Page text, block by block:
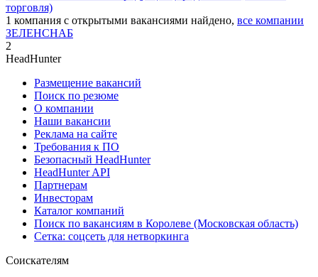
торговля)
1 компания с открытыми вакансиями найдено, все компании
ЗЕЛЕНСНАБ
2
HeadHunter
Размещение вакансий
Поиск по резюме
О компании
Наши вакансии
Реклама на сайте
Требования к ПО
Безопасный HeadHunter
HeadHunter API
Партнерам
Инвесторам
Каталог компаний
Поиск по вакансиям в Королеве (Московская область)
Сетка: соцсеть для нетворкинга
Соискателям